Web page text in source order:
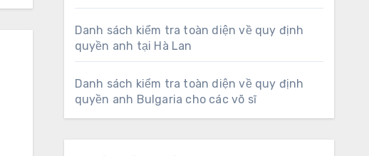
Danh sách kiểm tra toàn diện về quy định
quyền anh tại Hà Lan
Danh sách kiểm tra toàn diện về quy định
quyền anh Bulgaria cho các võ sĩ